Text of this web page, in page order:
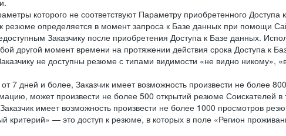
которого не соответствуют Параметру приобретенного Доступа
резюме определяется в момент запроса к Базе данных при помощи
Заказчику после приобретения Доступа к Базе данных.
другой момент времени на протяжении действия срока Доступа к
не доступны резюме с типами видимости «не видно никому»,
7 дней и более, Заказчик имеет возможность произвести не более
может произвести не более 500 открытий резюме Соискателей в
имеет возможность произвести не более 1000 просмотров
— это доступ к резюме, в которых в поле «Регион